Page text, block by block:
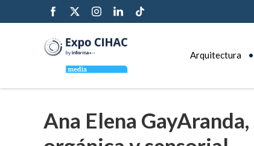
Arquitectura
Ana Elena